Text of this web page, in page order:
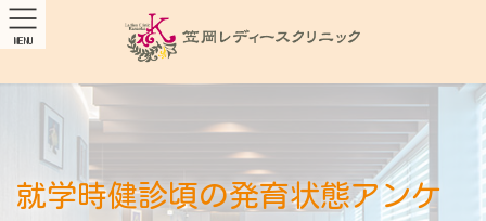
就学時健診頃の発育状態アンケ
MENU